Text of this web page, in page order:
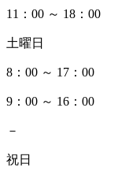
11：00 ～ 18：00
土曜日
8：00 ～ 17：00
9：00 ～ 16：00
－
祝日